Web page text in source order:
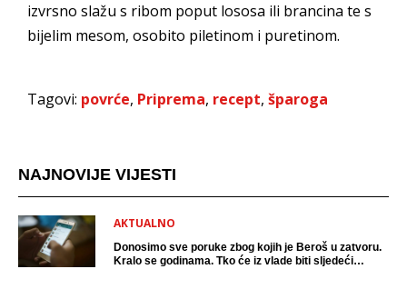
izvrsno slažu s ribom poput lososa ili brancina te s
bijelim mesom, osobito piletinom i puretinom.
Tagovi: povrće, Priprema, recept, šparoga
NAJNOVIJE VIJESTI
AKTUALNO
Donosimo sve poruke zbog kojih je Beroš u zatvoru.
Kralo se godinama. Tko će iz vlade biti sljedeći